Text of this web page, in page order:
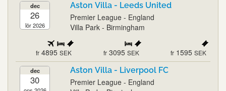
dec
26
lör 2026
Aston Villa - Leeds United
Premier League - England
Villa Park - Birmingham
fr 4895 SEK fr 3095 SEK fr 1595 SEK
dec
30
Aston Villa - Liverpool FC
Premier League - England